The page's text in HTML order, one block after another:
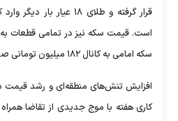
است. قیمت سکه نیز در تمامی قطعات
سکه امامی به کانال ۱۸۲ میلیون تومانی صعود کرده است.
افزایش تنش‌های منطقه‌ای و رشد قیمت
کاری هفته با موج جدیدی از تقاضا